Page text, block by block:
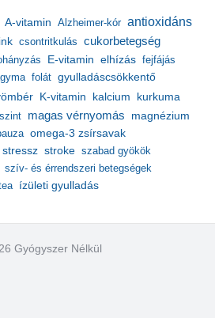
A-vitamin Alzheimer-kór antioxidáns
csontritkulás cukorbetegség
E-vitamin elhízás fejfájás
folát gyulladáscsökkentő
K-vitamin kalcium kurkuma
magas vérnyomás magnézium
omega-3 zsírsavak
stressz stroke szabad gyökök
szív- és érrendszeri betegségek
ízületi gyulladás
Gyógyszer Nélkül